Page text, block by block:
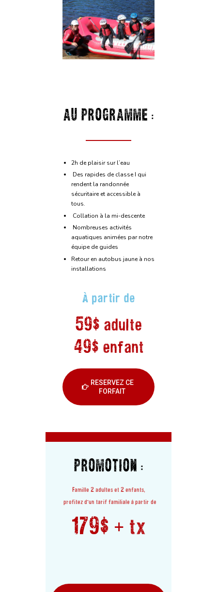
AU PROGRAMME :
2h de plaisir sur l’eau
Des rapides de classe I qui
rendent la randonnée
sécuritaire et accessible à
tous.
Collation à la mi-descente
Nombreuses activités
aquatiques animées par notre
équipe de guides
Retour en autobus jaune à nos
installations
À partir de
59$ adulte
49$ enfant
RESERVEZ CE
FORFAIT
PROMOTION :
Famille 2 adultes et 2 enfants,
profitez d’un tarif familiale à partir de
179$ + tx